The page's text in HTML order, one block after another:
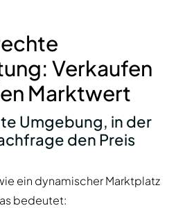
Verkaufen
Marktwert
Umgebung, in der
den Preis
ein dynamischer Marktplatz
bedeutet: